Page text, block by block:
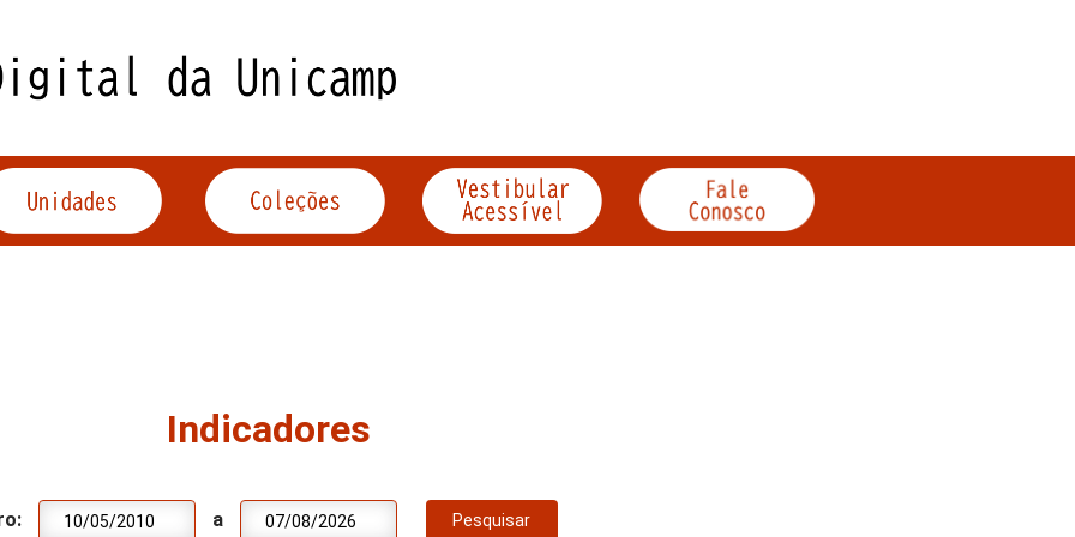
Indicadores
a